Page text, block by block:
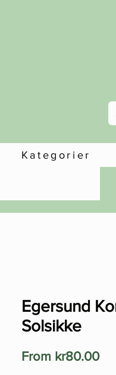
Kategorier
Egersund
Solsikke
From kr80.00